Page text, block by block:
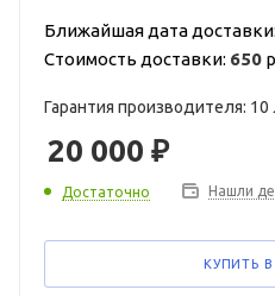
Ближайшая дата доставки:
Стоимость доставки: 650
Гарантия производителя: 10
20 000 ₽
Достаточно Нашли
КУПИТЬ